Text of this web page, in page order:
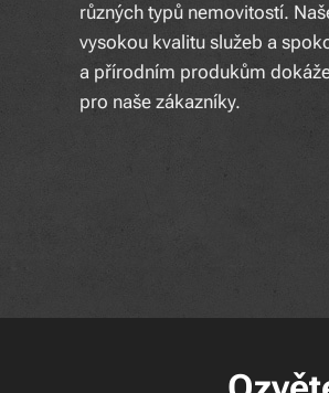
různých typů nemovitostí.
vysokou kvalitu služeb a
a přírodním produkům
pro naše zákazníky.